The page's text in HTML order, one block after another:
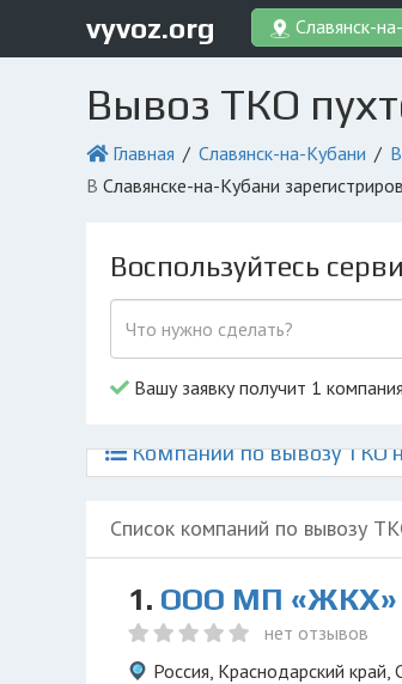
vyvoz.org Славянск-
Вывоз ТКО
Главная Славянск-на-Кубани
в Славянске-на-Кубани
Воспользуйтесь
Вашу заявку получит 1
Компании по вывозу ТКО
Список компаний по вывозу
1. ООО МП «ЖКХ»
нет отзывов
Россия, Краснодарский край,